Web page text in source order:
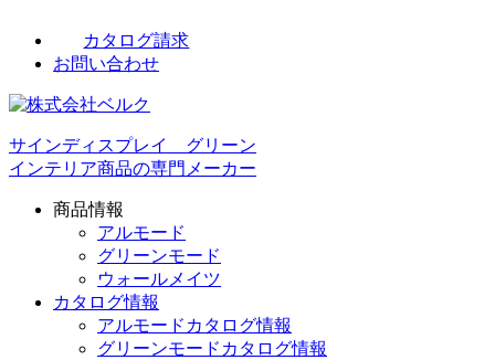
カタログ請求
お問い合わせ
サインディスプレイ グリーン
インテリア商品の専門メーカー
商品情報
アルモード
グリーンモード
ウォールメイツ
カタログ情報
アルモードカタログ情報
グリーンモードカタログ情報